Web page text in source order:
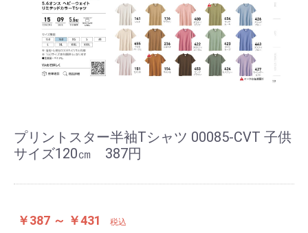
プリントスター半袖Tシャツ 00085-CVT 子供
サイズ120㎝ 387円
￥387 ～ ￥431 税込